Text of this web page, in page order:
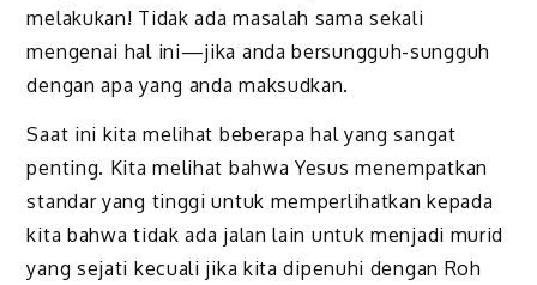
melakukan! Tidak ada masalah sama sekali
mengenai hal ini—jika anda bersungguh-sungguh
dengan apa yang anda maksudkan.
Saat ini kita melihat beberapa hal yang sangat
penting. Kita melihat bahwa Yesus menempatkan
standar yang tinggi untuk memperlihatkan kepada
kita bahwa tidak ada jalan lain untuk menjadi murid
yang sejati kecuali jika kita dipenuhi dengan Roh